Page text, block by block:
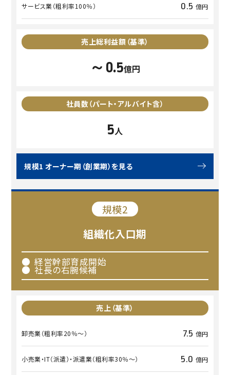
サービス業（粗利率100％） 0.5 億円
売上総利益額 （基準）
～0.5億円
社員数（パート・アルバイト含）
5人
規模1 オーナー期（創業期）を見る
規模2
組織化入口期
経営幹部育成開始
社長の右腕候補
売上 （基準）
卸売業（粗利率20％～） 7.5 億円
小売業・IT（派遣）・派遣業（粗利率30％～） 5.0 億円